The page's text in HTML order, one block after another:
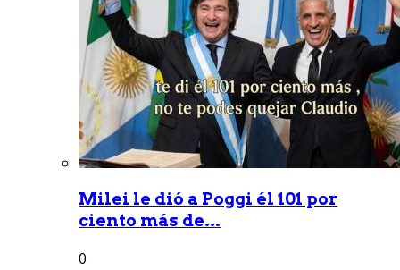
Milei le dió a Poggi él 101 por
ciento más de...
0